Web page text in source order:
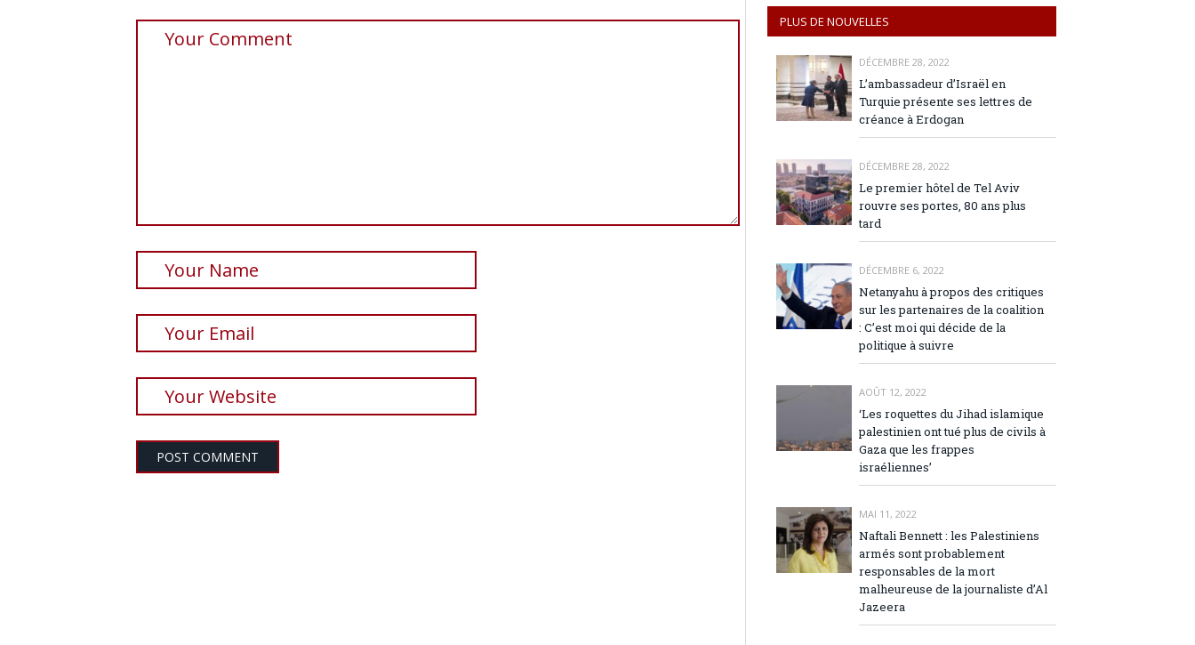
PLUS DE NOUVELLES
DÉCEMBRE 28, 2022
L’ambassadeur d’Israël en
Turquie présente ses lettres de
créance à Erdogan
DÉCEMBRE 28, 2022
Le premier hôtel de Tel Aviv
rouvre ses portes, 80 ans plus
tard
DÉCEMBRE 6, 2022
Netanyahu à propos des critiques
sur les partenaires de la coalition
: C’est moi qui décide de la
politique à suivre
AOÛT 12, 2022
‘Les roquettes du Jihad islamique
palestinien ont tué plus de civils à
Gaza que les frappes
israéliennes’
MAI 11, 2022
Naftali Bennett : les Palestiniens
armés sont probablement
responsables de la mort
malheureuse de la journaliste d’Al
Jazeera